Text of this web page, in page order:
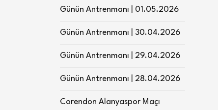
Günün Antrenmanı | 01.05.2026
Günün Antrenmanı | 30.04.2026
Günün Antrenmanı | 29.04.2026
Günün Antrenmanı | 28.04.2026
Corendon Alanyaspor Maçı